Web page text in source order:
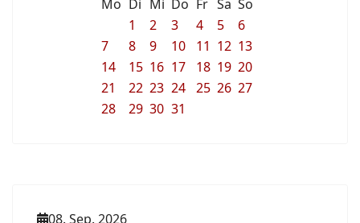
Mo Di Mi Do Fr Sa So
1
2 3 4 5
6
7
8 9 10 11 12 13
14
15 16 17 18 19 20
21
22 23 24 25 26 27
28
29 30 31
08. Sep. 2026